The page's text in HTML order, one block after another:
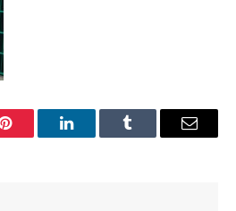
Pinterest LinkedInTumblr Email